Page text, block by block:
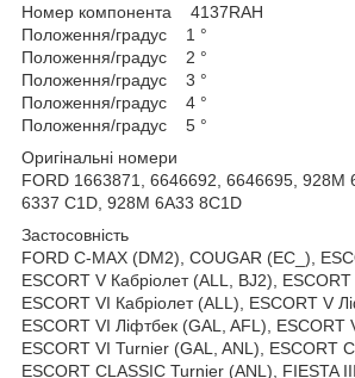
Номер компонента 4137RAH
Положення/градус 1 °
Положення/градус 2 °
Положення/градус 3 °
Положення/градус 4 °
Положення/градус 5 °
Оригінальні номери
FORD 1663871, 6646692, 6646695, 928M
6337 C1D, 928M 6A33 8C1D
Застосовність
FORD C-MAX (DM2), COUGAR (EC_),
ESCORT V Кабріолет (ALL, BJ2),
ESCORT VI Кабріолет (ALL), ESCORT V
ESCORT VI Ліфтбек (GAL, AFL), ESCORT
ESCORT VI Turnier (GAL, ANL), ESCORT
ESCORT CLASSIC Turnier (ANL), FIESTA